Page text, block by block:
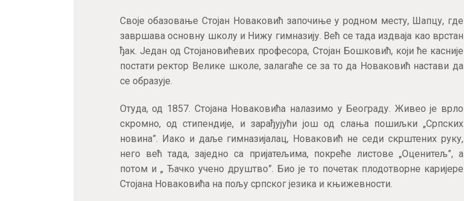
Своје обазовање Стојан Новаковић започиње у родном месту, Шапцу, где
завршава основну школу и Нижу гимназију. Већ се тада издваја као врстан
ђак. Један од Стојановићевих професора, Стојан Бошковић, који ће касније
постати ректор Велике школе, залагаће се за то да Новаковић настави да
се образује.
Отуда, од 1857. Стојана Новаковића налазимо у Београду. Живео је врло
скромно, од стипендије, и зарађујући још од слања пошиљки „Српских
новина”. Иако и даље гимназијалац, Новаковић не седи скрштених руку,
него већ тада, заједно са пријатељима, покреће листове „Оценитељ”, а
потом и „ Ђачко учено друштво”. Био је то почетак плодотворне каријере
Стојана Новаковића на пољу српског језика и књижевности.